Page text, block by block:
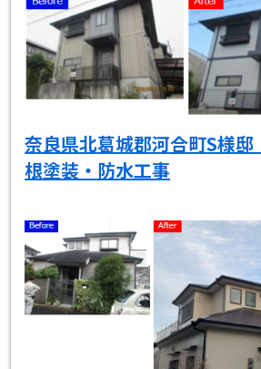
奈良県北葛城郡河合町S様
根塗装・防水工事